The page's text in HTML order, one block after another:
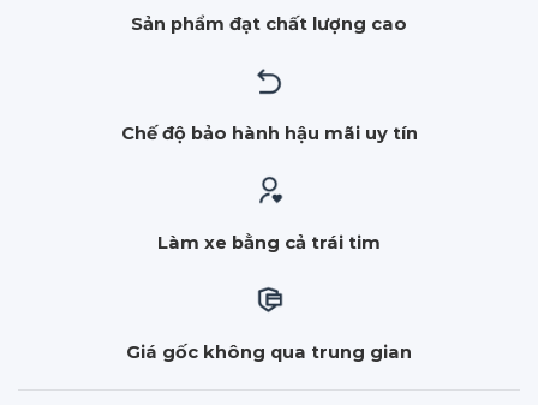
Sản phẩm đạt chất lượng cao
Chế độ bảo hành hậu mãi uy tín
Làm xe bằng cả trái tim
Giá gốc không qua trung gian